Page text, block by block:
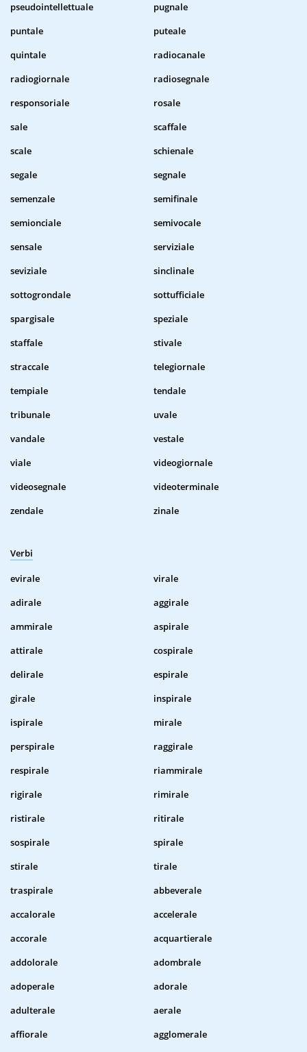
pseudointellettuale
pugnale
puntale
puteale
quintale
radiocanale
radiogiornale
radiosegnale
responsoriale
rosale
sale
scaffale
scale
schienale
segale
segnale
semenzale
semifinale
semionciale
semivocale
sensale
serviziale
seviziale
sinclinale
sottogrondale
sottufficiale
spargisale
speziale
staffale
stivale
straccale
telegiornale
tempiale
tendale
tribunale
uvale
vandale
vestale
viale
videogiornale
videosegnale
videoterminale
zendale
zinale
Verbi
evirale
virale
adirale
aggirale
ammirale
aspirale
attirale
cospirale
delirale
espirale
girale
inspirale
ispirale
mirale
perspirale
raggirale
respirale
riammirale
rigirale
rimirale
ristirale
ritirale
sospirale
spirale
stirale
tirale
traspirale
abbeverale
accalorale
accelerale
accorale
acquartierale
addolorale
adombrale
adoperale
adorale
adulterale
aerale
affiorale
agglomerale